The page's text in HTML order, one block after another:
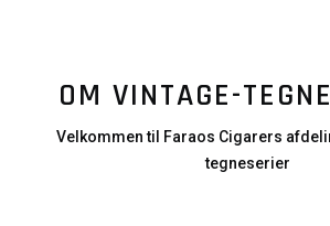
OM VINTAGE-
Velkommen til Faraos Cigarers
tegneserier